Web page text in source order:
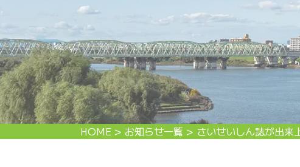
HOME > お知らせ一覧 > さいせいしん誌が出来